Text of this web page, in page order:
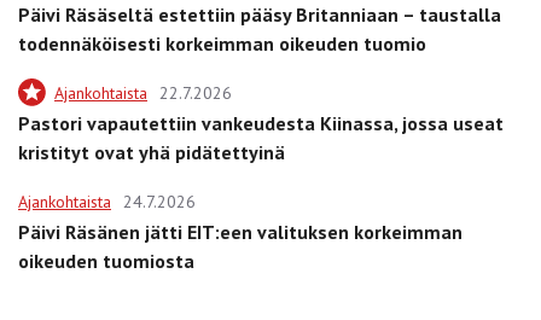
Päivi Räsäseltä estettiin pääsy Britanniaan – taustalla
todennäköisesti korkeimman oikeuden tuomio
Ajankohtaista 22.7.2026
Pastori vapautettiin vankeudesta Kiinassa, jossa useat
kristityt ovat yhä pidätettyinä
Ajankohtaista 24.7.2026
Päivi Räsänen jätti EIT:een valituksen korkeimman
oikeuden tuomiosta